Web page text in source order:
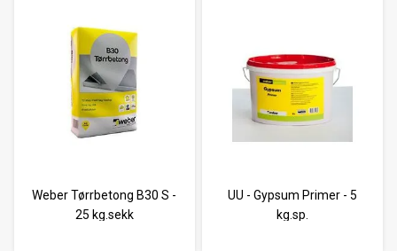
Weber Tørrbetong B30 S -
25 kg.sekk
UU - Gypsum Primer - 5
kg.sp.